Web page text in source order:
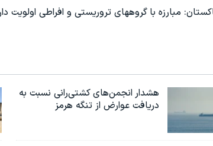
مبارزه با گروههای تروریستی و افراطی اولویت
هشدار انجمن‌های کشتی‌رانی نسبت به
دریافت عوارض از تنگه هرمز